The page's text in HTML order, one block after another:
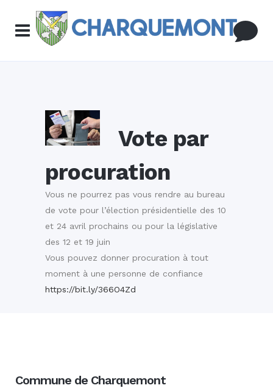
Vote par
procuration
Vous ne pourrez pas vous rendre au bureau
de vote pour l’élection présidentielle des 10
et 24 avril prochains ou pour la législative
des 12 et 19 juin
Vous pouvez donner procuration à tout
moment à une personne de confiance
https://bit.ly/366O4Zd
Commune de Charquemont